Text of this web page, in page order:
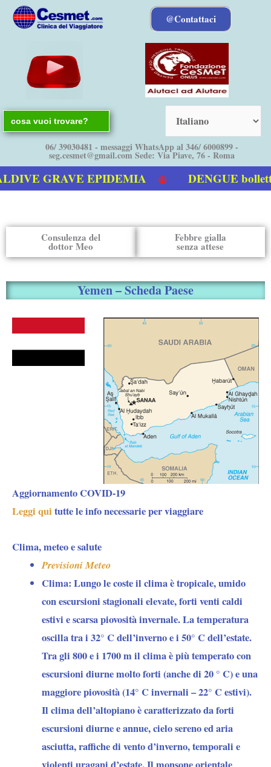
@Contattaci
Search
for:
06/ 39030481 - messaggi WhatsApp al 346/ 6000899 -
seg.cesmet@gmail.com Sede: Via Piave, 76 - Roma
GRAVE EPIDEMIA
DENGUE
Consulenza del
dottor Meo
Febbre gialla
senza attese
Yemen – Scheda Paese
Aggiornamento COVID-19
Leggi qui tutte le info necessarie per viaggiare
Clima, meteo e salute
Previsioni Meteo
Clima: Lungo le coste il clima è tropicale, umido
con escursioni stagionali elevate, forti venti caldi
estivi e scarsa piovosità invernale. La temperatura
oscilla tra i 32° C dell’inverno e i 50° C dell’estate.
Tra gli 800 e i 1700 m il clima è più temperato con
escursioni diurne molto forti (anche di 20 ° C) e una
maggiore piovosità (14° C invernali – 22° C estivi).
Il clima dell’altopiano è caratterizzato da forti
escursioni diurne e annue, cielo sereno ed aria
asciutta, raffiche di vento d’inverno, temporali e